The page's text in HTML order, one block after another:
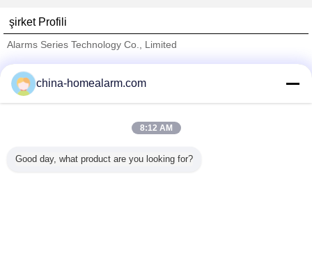
şirket Profili
Alarms Series Technology Co., Limited
Trust Seal
Verified Suplier
Tüm ürünler
china-homealarm.com
8:12 AM
Good day, what product are you looking for?